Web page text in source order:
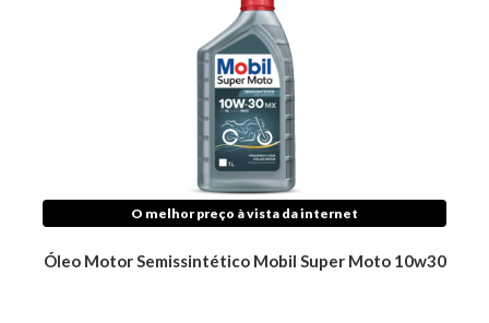
O melhor preço à vista da internet
Óleo Motor Semissintético Mobil Super Moto 10w30